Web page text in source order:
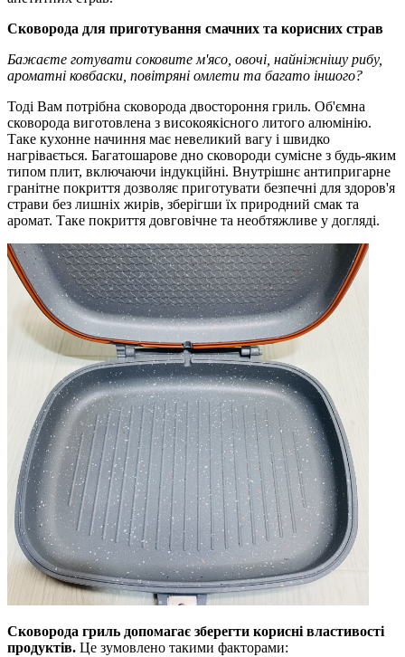
Сковорода для приготування смачних та корисних страв
Бажаєте готувати соковите м'ясо, овочі, найніжнішу рибу,
ароматні ковбаски, повітряні омлети та багато іншого?
Тоді Вам потрібна сковорода двостороння гриль. Об'ємна
сковорода виготовлена з високоякісного литого алюмінію.
Таке кухонне начиння має невеликий вагу і швидко
нагрівається. Багатошарове дно сковороди сумісне з будь-яким
типом плит, включаючи індукційні. Внутрішнє антипригарне
гранітне покриття дозволяє приготувати безпечні для здоров'я
страви без лишніх жирів, зберігши їх природний смак та
аромат. Таке покриття довговічне та необтяжливе у догляді.
Сковорода гриль допомагає зберегти корисні властивості
продуктів. Це зумовлено такими факторами: